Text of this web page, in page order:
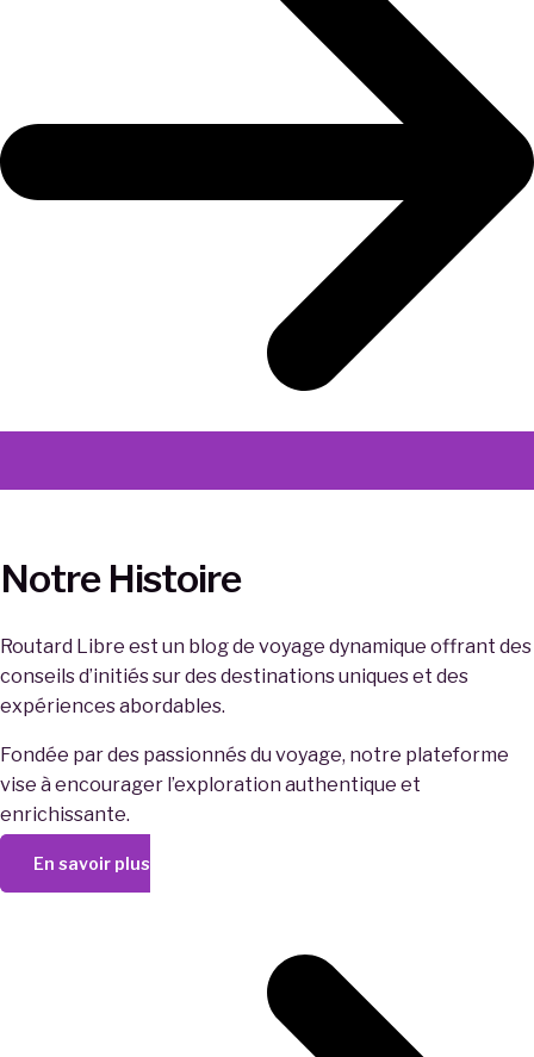
Notre Histoire
Routard Libre est un blog de voyage dynamique offrant des
conseils d’initiés sur des destinations uniques et des
expériences abordables.
Fondée par des passionnés du voyage, notre plateforme
vise à encourager l’exploration authentique et
enrichissante.
En savoir plus